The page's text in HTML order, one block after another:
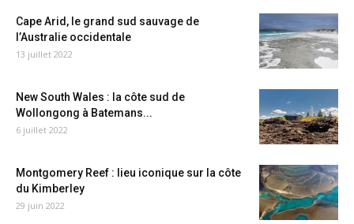
Cape Arid, le grand sud sauvage de
l’Australie occidentale
13 juillet 2022
New South Wales : la côte sud de
Wollongong à Batemans...
6 juillet 2022
Montgomery Reef : lieu iconique sur la côte
du Kimberley
29 juin 2022